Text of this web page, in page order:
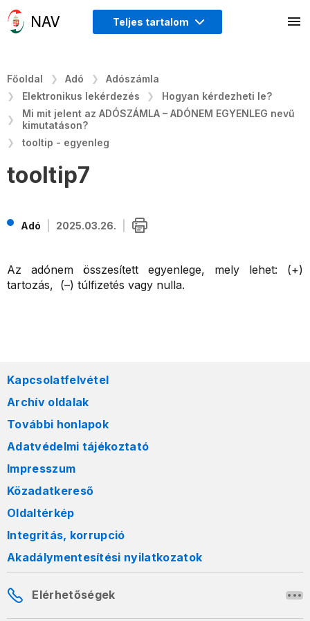
Teljes tartalom
Főoldal Adó
Adószámla
Elektronikus lekérdezés
Hogyan kérdezheti le?
Mi mit jelent az ADÓSZÁMLA – ADÓNEM EGYENLEG nevű
kimutatáson?
tooltip - egyenleg
tooltip7
Adó 2025.03.26.
Az adónem összesített egyenlege, mely lehet: (+)
tartozás, (–) túlfizetés vagy nulla.
Kapcsolatfelvétel
Archív oldalak
További honlapok
Adatvédelmi tájékoztató
Impresszum
Közadatkereső
Oldaltérkép
Integritás, korrupció
Akadálymentesítési nyilatkozatok
Elérhetőségek